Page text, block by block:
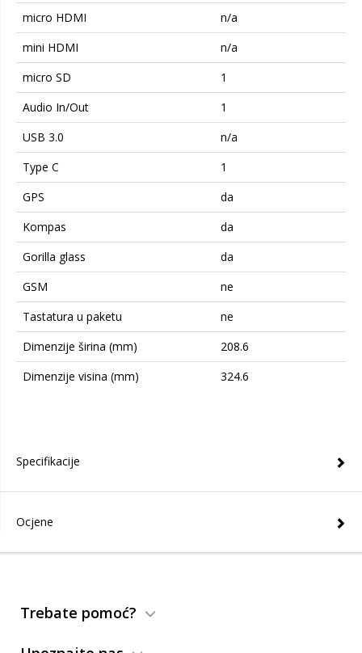
micro HDMI
n/a
mini HDMI
n/a
micro SD
1
Audio In/Out
1
USB 3.0
n/a
Type C
1
GPS
da
Kompas
da
Gorilla glass
da
GSM
ne
Tastatura u paketu
ne
Dimenzije širina (mm)
208.6
Dimenzije visina (mm)
324.6
Specifikacije
Ocjene
Trebate pomoć?